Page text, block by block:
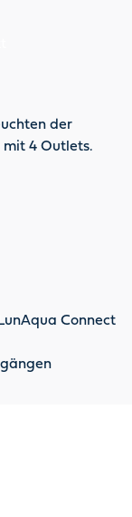
der
mit 4 Outlets.
Connect